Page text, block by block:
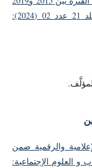
مجلة الآداب و العلوم الإجتماعية: مجلد 21 عدد 02 (2024):
والرقمية ضمن
و العلوم الإجتماعية: